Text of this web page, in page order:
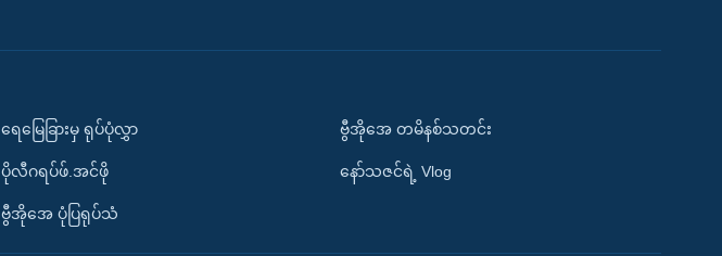
ရေမြေခြားမှ ရုပ်ပုံလွှာ
ပိုလီဂရပ်ဖ်.အင်ဖို
ဗွီအိုအေ ပုံပြရုပ်သံ
ဗွီအိုအေ တမိနစ်သတင်း
နော်သဇင်ရဲ့ Vlog